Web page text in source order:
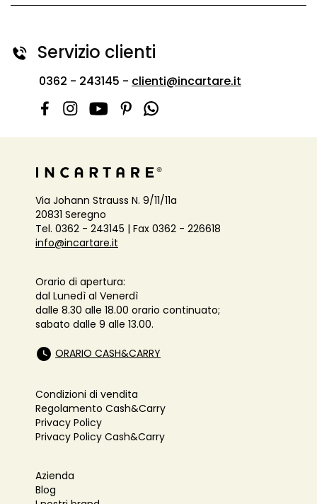
Servizio clienti
0362 - 243145 - clienti@incartare.it
Via Johann Strauss N. 9/11/11a
20831 Seregno
Tel. 0362 - 243145 | Fax 0362 - 226618
info@incartare.it
Orario di apertura:
dal Lunedì al Venerdì
dalle 8.30 alle 18.00 orario continuato;
sabato dalle 9 alle 13.00.
ORARIO CASH&CARRY
Condizioni di vendita
Regolamento Cash&Carry
Privacy Policy
Privacy Policy Cash&Carry
Azienda
Blog